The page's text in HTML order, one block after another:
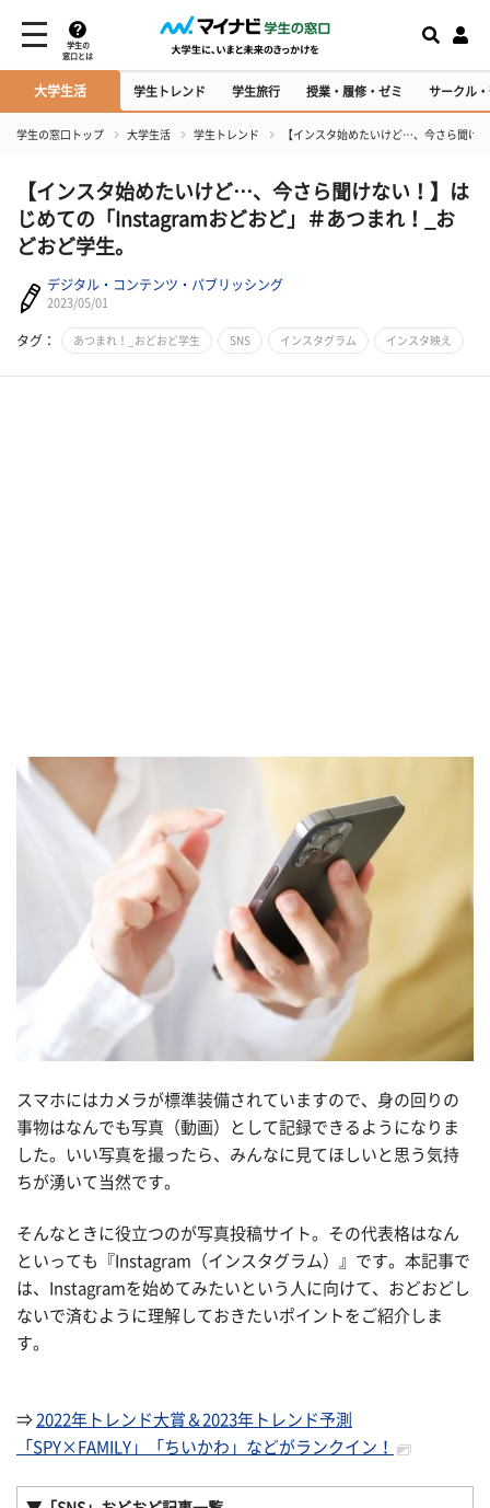
学生の
窓口とは
大学生活 学生トレンド 学生旅行 授業・履修・ゼミ サークル
学生の窓口トップ 大学生活 学生トレンド 【インスタ始めたいけど…、今さら聞け
【インスタ始めたいけど…、今さら聞けない！】は
じめての「Instagramおどおど」＃あつまれ！_お
どおど学生。
デジタル・コンテンツ・パブリッシング
2023/05/01
タグ： あつまれ！_おどおど学生 SNS インスタグラム インスタ映え
スマホにはカメラが標準装備されていますので、身の回りの
事物はなんでも写真（動画）として記録できるようになりま
した。いい写真を撮ったら、みんなに見てほしいと思う気持
ちが湧いて当然です。
そんなときに役立つのが写真投稿サイト。その代表格はなん
といっても『Instagram（インスタグラム）』です。本記事で
は、Instagramを始めてみたいという人に向けて、おどおどし
ないで済むように理解しておきたいポイントをご紹介しま
す。
⇒ 2022年トレンド大賞＆2023年トレンド予測
「SPY×FAMILY」「ちいかわ」などがランクイン！